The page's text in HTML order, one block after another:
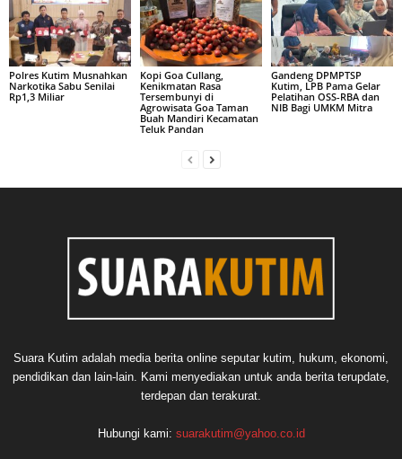
Polres Kutim Musnahkan
Narkotika Sabu Senilai
Rp1,3 Miliar
Kopi Goa Cullang,
Kenikmatan Rasa
Tersembunyi di
Agrowisata Goa Taman
Buah Mandiri Kecamatan
Teluk Pandan
Gandeng DPMPTSP
Kutim, LPB Pama Gelar
Pelatihan OSS-RBA dan
NIB Bagi UMKM Mitra
Suara Kutim adalah media berita online seputar kutim, hukum, ekonomi,
pendidikan dan lain-lain. Kami menyediakan untuk anda berita terupdate,
terdepan dan terakurat.
Hubungi kami: suarakutim@yahoo.co.id